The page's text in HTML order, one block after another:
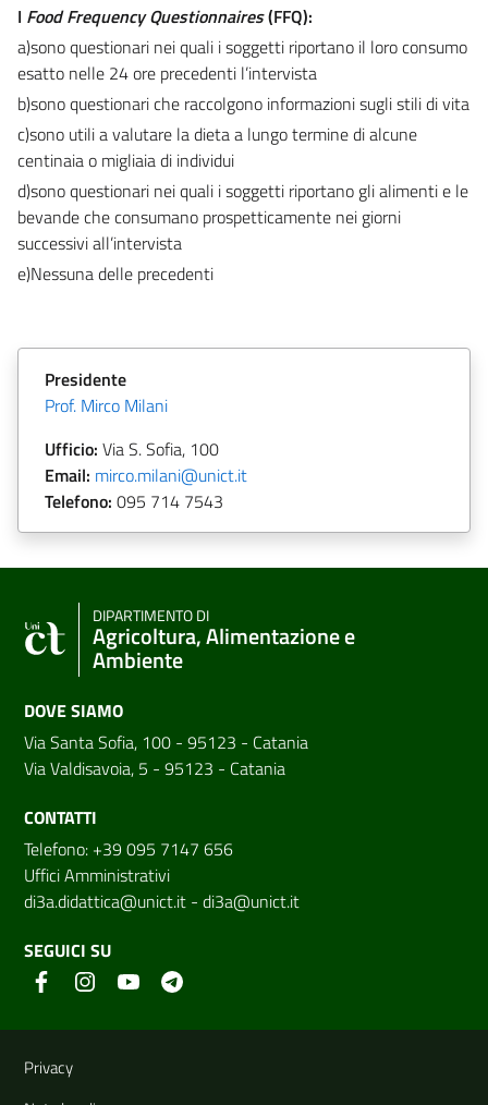
I Food Frequency Questionnaires(FFQ):
a)sono questionari nei quali i soggetti riportano il loro consumo
esatto nelle 24 ore precedenti l’intervista
b)sono questionari che raccolgono informazioni sugli stili di vita
c)sono utili a valutare la dieta a lungo termine di alcune
centinaia o migliaia di individui
d)sono questionari nei quali i soggetti riportano gli alimenti e le
bevande che consumano prospetticamente nei giorni
successivi all’intervista
e)Nessuna delle precedenti
Presidente
Prof. Mirco Milani
Ufficio: Via S. Sofia, 100
Email: mirco.milani@unict.it
Telefono: 095 714 7543
DIPARTIMENTO DI
Agricoltura, Alimentazione e
Ambiente
DOVE SIAMO
Via Santa Sofia, 100 - 95123 - Catania
Via Valdisavoia, 5 - 95123 - Catania
CONTATTI
Telefono: +39 095 7147 656
Uffici Amministrativi
di3a.didattica@unict.it - di3a@unict.it
SEGUICI SU
Link e informazioni utili
Privacy